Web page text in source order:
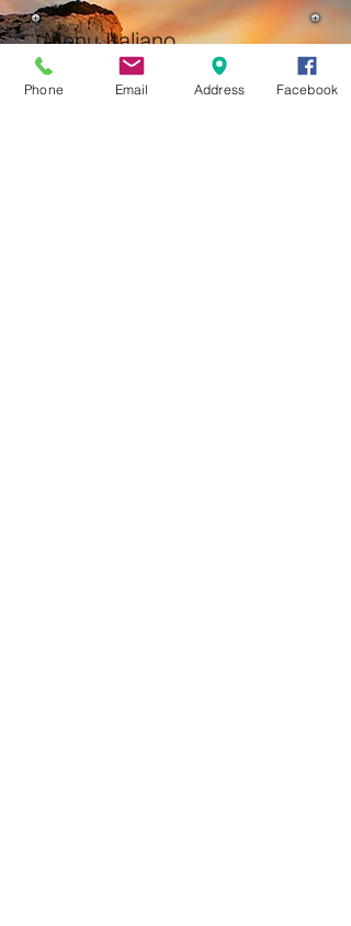
Menu Italiano
Phone Email Address Facebook